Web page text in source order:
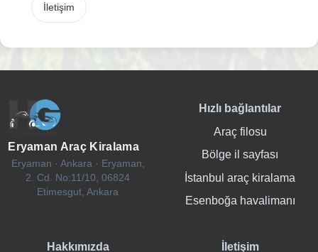
İletişim
Eryaman Araç Kiralama
Eryaman · Ankara · Eryaman,
2. Cd. No:11/10, 06824
Etimesgut, Ankara
Hızlı bağlantılar
Araç filosu
Bölge il sayfası
İstanbul araç kiralama
Esenboğa havalimanı
Hakkımızda İletişim